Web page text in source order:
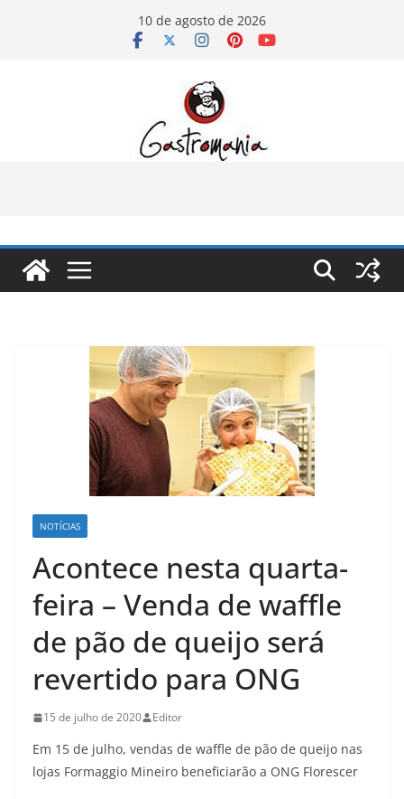
10 de agosto de 2026
NOTÍCIAS
Acontece nesta quarta-
feira – Venda de waffle
de pão de queijo será
revertido para ONG
15 de julho de 2020 Editor
Em 15 de julho, vendas de waffle de pão de queijo nas
lojas Formaggio Mineiro beneficiarão a ONG Florescer